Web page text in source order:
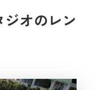
オのレン